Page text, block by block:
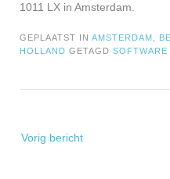
1011 LX in Amsterdam.
GEPLAATST IN AMSTERDAM
HOLLAND GETAGD SOFTWARE
navigatie
Vorig bericht